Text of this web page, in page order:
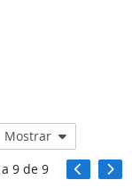
Mostrar
a 9de 9